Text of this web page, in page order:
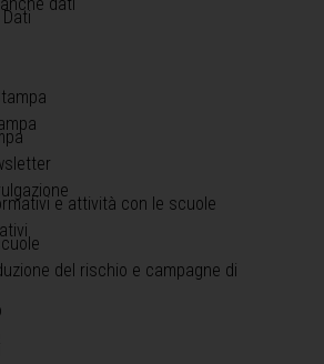
e attività con le scuole
del rischio e campagne di